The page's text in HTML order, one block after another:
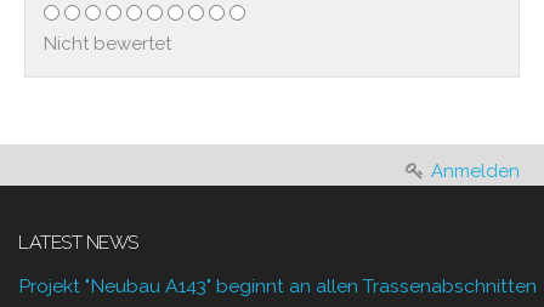
Nicht bewertet
Anmelden
LATEST NEWS
Projekt "Neubau A143" beginnt an allen Trassenabschnitten